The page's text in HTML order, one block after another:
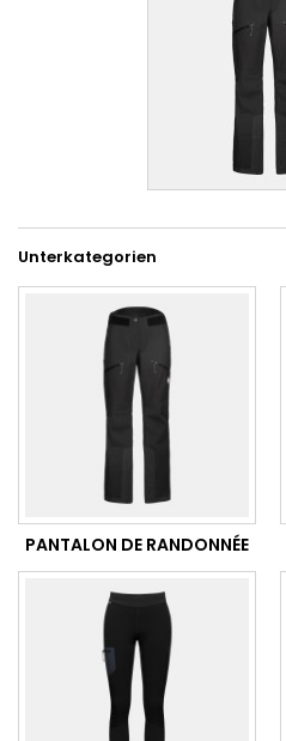
Unterkategorien
PANTALON DE RANDONNÉE